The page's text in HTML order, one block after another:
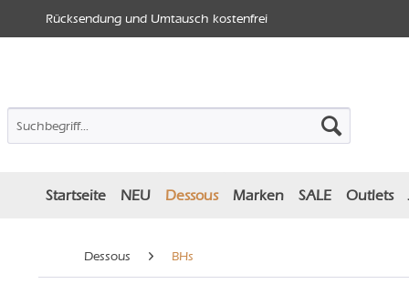
Rücksendung und Umtausch kostenfrei
Startseite NEU Dessous Marken SALE Outlets
Dessous BHs